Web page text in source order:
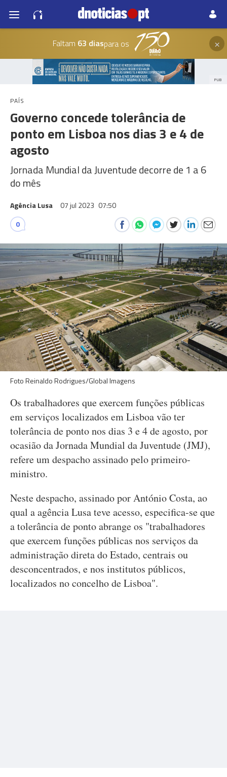
Faltam 63 diaspara os ×
PUB
PAÍS
Governo concede tolerância de
ponto em Lisboa nos dias 3 e 4 de
agosto
Jornada Mundial da Juventude decorre de 1 a 6
do mês
Agência Lusa 07 jul 2023 07:50
0
Foto Reinaldo Rodrigues/Global Imagens
Os trabalhadores que exercem funções públicas
em serviços localizados em Lisboa vão ter
tolerância de ponto nos dias 3 e 4 de agosto, por
ocasião da Jornada Mundial da Juventude (JMJ),
refere um despacho assinado pelo primeiro-
ministro.
Neste despacho, assinado por António Costa, ao
qual a agência Lusa teve acesso, especifica-se que
a tolerância de ponto abrange os "trabalhadores
que exercem funções públicas nos serviços da
administração direta do Estado, centrais ou
desconcentrados, e nos institutos públicos,
localizados no concelho de Lisboa".